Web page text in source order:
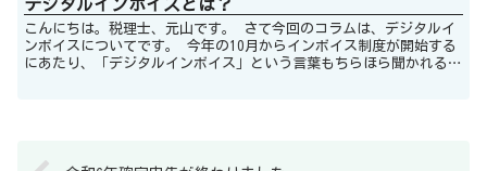
こんにちは。税理士、元山です。 さて今回のコラムは、デジタルイ
ンボイスについてです。 今年の10月からインボイス制度が開始する
にあたり、「デジタルインボイス」という言葉もちらほら聞かれるよ